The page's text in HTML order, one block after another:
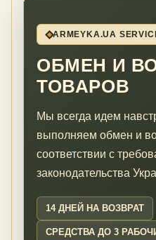
ARMEYKA.UA
ОБМЕН И
ТОВАРОВ
Мы всегда идем
выполняем обмен и
соответствии с
законодательства
14 ДНЕЙ НА ВОЗВРАТ
СРЕДСТВА ДО 3